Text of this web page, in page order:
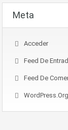
Meta
Acceder
Feed De
Feed De
WordPress.org